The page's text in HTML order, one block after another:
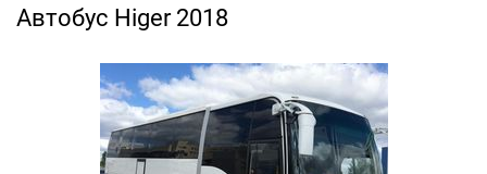
Автобус Higer 2018